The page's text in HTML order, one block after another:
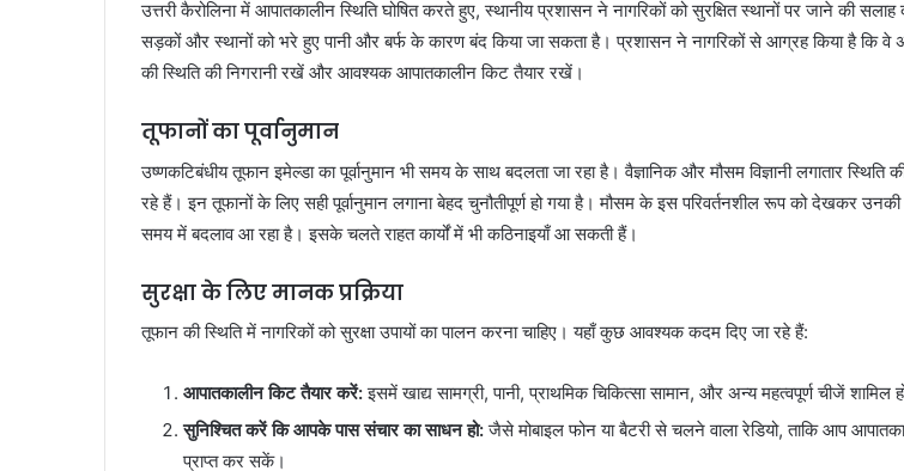
उत्तरी कैरोलिना में आपातकालीन स्थिति घोषित करते हुए, स्थानीय प्रशासन ने नागरिकों को सुरक्षित स्थानों पर जाने की
सड़कों और स्थानों को भरे हुए पानी और बर्फ के कारण बंद किया जा सकता है। प्रशासन ने नागरिकों से आग्रह किया है कि
की स्थिति की निगरानी रखें और आवश्यक आपातकालीन किट तैयार रखें।
तूफानों का पूर्वानुमान
उष्णकटिबंधीय तूफान इमेल्डा का पूर्वानुमान भी समय के साथ बदलता जा रहा है। वैज्ञानिक और मौसम विज्ञानी लगातार स्थिति
रहे हैं। इन तूफानों के लिए सही पूर्वानुमान लगाना बेहद चुनौतीपूर्ण हो गया है। मौसम के इस परिवर्तनशील रूप को देखकर उनकी
समय में बदलाव आ रहा है। इसके चलते राहत कार्यों में भी कठिनाइयाँ आ सकती हैं।
सुरक्षा के लिए मानक प्रक्रिया
तूफान की स्थिति में नागरिकों को सुरक्षा उपायों का पालन करना चाहिए। यहाँ कुछ आवश्यक कदम दिए जा रहे हैं:
आपातकालीन किट तैयार करें:इसमें खाद्य सामग्री, पानी, प्राथमिक चिकित्सा सामान, और अन्य महत्वपूर्ण चीजें शामिल
सुनिश्चित करें कि आपके पास संचार का साधन हो:जैसे मोबाइल फोन या बैटरी से चलने वाला रेडियो, ताकि आप
प्राप्त कर सकें।